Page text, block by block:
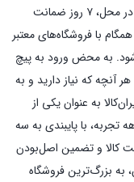
دهه تجربه، با پایبندی به سه اصل کلیدی، پرداخت در محل، ۷ روز ضمانت
با فروشگاه‌های معتبر
شود. به محض ورود به پیچ
آنچه که نیاز دارید و به
به عنوان یکی از
تجربه، با پایبندی به سه
روز ضمانت بازگشت کالا و تضمین اصل‌بودن
به بزرگ‌ترین فروشگاه